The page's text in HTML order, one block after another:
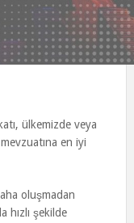
ülkemizde veya
en iyi
oluşmadan
hızlı şekilde